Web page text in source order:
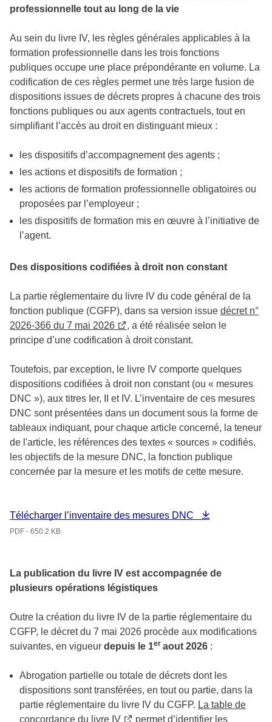
professionnelle tout au long de la vie
Au sein du livre IV, les règles générales applicables à la
formation professionnelle dans les trois fonctions
publiques occupe une place prépondérante en volume. La
codification de ces règles permet une très large fusion de
dispositions issues de décrets propres à chacune des trois
fonctions publiques ou aux agents contractuels, tout en
simplifiant l’accès au droit en distinguant mieux :
les dispositifs d’accompagnement des agents ;
les actions et dispositifs de formation ;
les actions de formation professionnelle obligatoires ou
proposées par l’employeur ;
les dispositifs de formation mis en œuvre à l’initiative de
l’agent.
Des dispositions codifiées à droit non constant
La partie réglementaire du livre IV du code général de la
fonction publique (CGFP), dans sa version issue décret n°
2026-366 du 7 mai 2026
, a été réalisée selon le
principe d’une codification à droit constant.
Toutefois, par exception, le livre IV comporte quelques
dispositions codifiées à droit non constant (ou « mesures
DNC »), aux titres Ier, II et IV. L’inventaire de ces mesures
DNC sont présentées dans un document sous la forme de
tableaux indiquant, pour chaque article concerné, la teneur
de l'article, les références des textes « sources » codifiés,
les objectifs de la mesure DNC, la fonction publique
concernée par la mesure et les motifs de cette mesure.
Télécharger l’inventaire des mesures DNC
PDF - 650.2 KB
La publication du livre IV est accompagnée de
plusieurs opérations légistiques
Outre la création du livre IV de la partie réglementaire du
CGFP, le décret du 7 mai 2026 procède aux modifications
suivantes, en vigueur depuis le 1er aout 2026 :
Abrogation partielle ou totale de décrets dont les
dispositions sont transférées, en tout ou partie, dans la
partie réglementaire du livre IV du CGFP. La table de
concordance du livre IV
permet d’identifier les